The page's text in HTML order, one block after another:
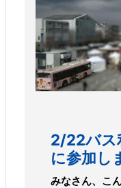
2/22バス
に参加し
みなさん、こ